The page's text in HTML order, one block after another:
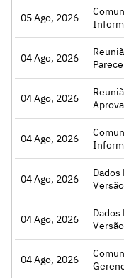
05 Ago, 2026
04 Ago, 2026
Parecer do
04 Ago, 2026
04 Ago, 2026
04 Ago, 2026
04 Ago, 2026
04 Ago, 2026